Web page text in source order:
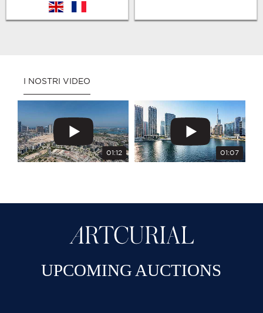
en
I NOSTRI VIDEO
01:12 01:07
UPCOMING AUCTIONS